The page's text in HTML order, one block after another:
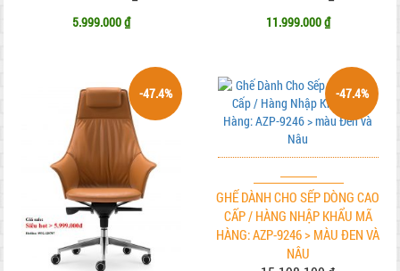
5.999.000 ₫ 11.999.000 ₫
-47.4%
GHẾ DÀNH CHO SẾP DÒNG CAO
CẤP / HÀNG NHẬP KHẨU MÃ
HÀNG: AZP-9246 > MÀU ĐEN VÀ
NÂU
-47.4%